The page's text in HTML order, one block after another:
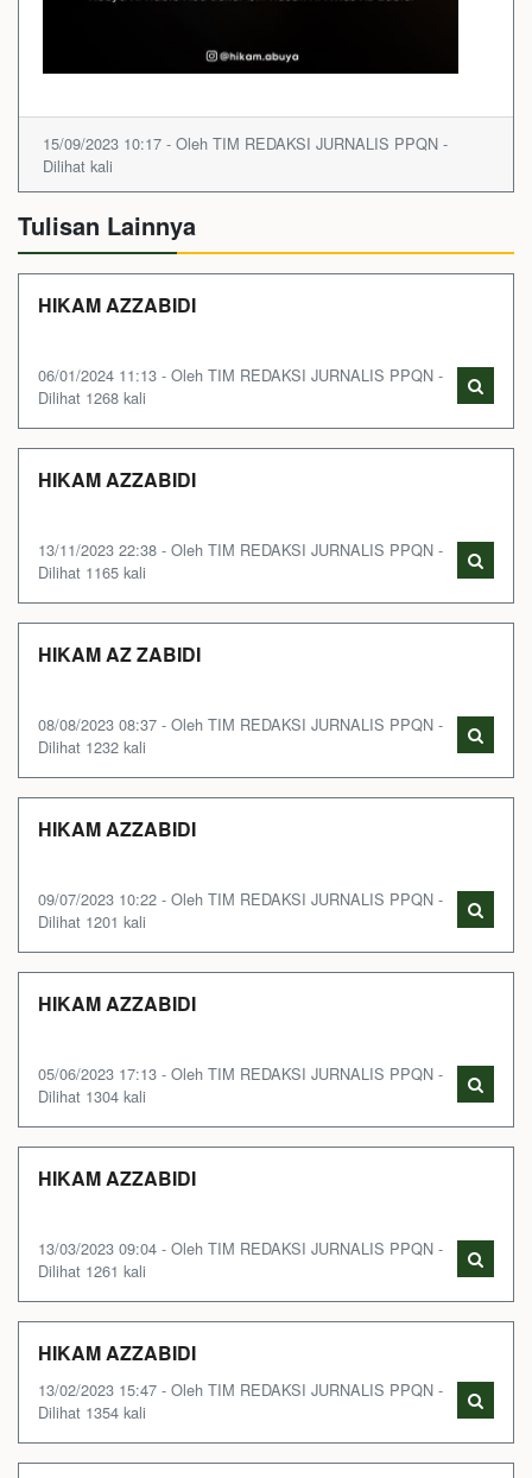
15/09/2023 10:17 - Oleh TIM REDAKSI JURNALIS PPQN -
Dilihat kali
Tulisan Lainnya
HIKAM AZZABIDI
06/01/2024 11:13 - Oleh TIM REDAKSI JURNALIS PPQN -
Dilihat 1268 kali
HIKAM AZZABIDI
13/11/2023 22:38 - Oleh TIM REDAKSI JURNALIS PPQN -
Dilihat 1165 kali
HIKAM AZ ZABIDI
08/08/2023 08:37 - Oleh TIM REDAKSI JURNALIS PPQN -
Dilihat 1232 kali
HIKAM AZZABIDI
09/07/2023 10:22 - Oleh TIM REDAKSI JURNALIS PPQN -
Dilihat 1201 kali
HIKAM AZZABIDI
05/06/2023 17:13 - Oleh TIM REDAKSI JURNALIS PPQN -
Dilihat 1304 kali
HIKAM AZZABIDI
13/03/2023 09:04 - Oleh TIM REDAKSI JURNALIS PPQN -
Dilihat 1261 kali
HIKAM AZZABIDI
13/02/2023 15:47 - Oleh TIM REDAKSI JURNALIS PPQN -
Dilihat 1354 kali